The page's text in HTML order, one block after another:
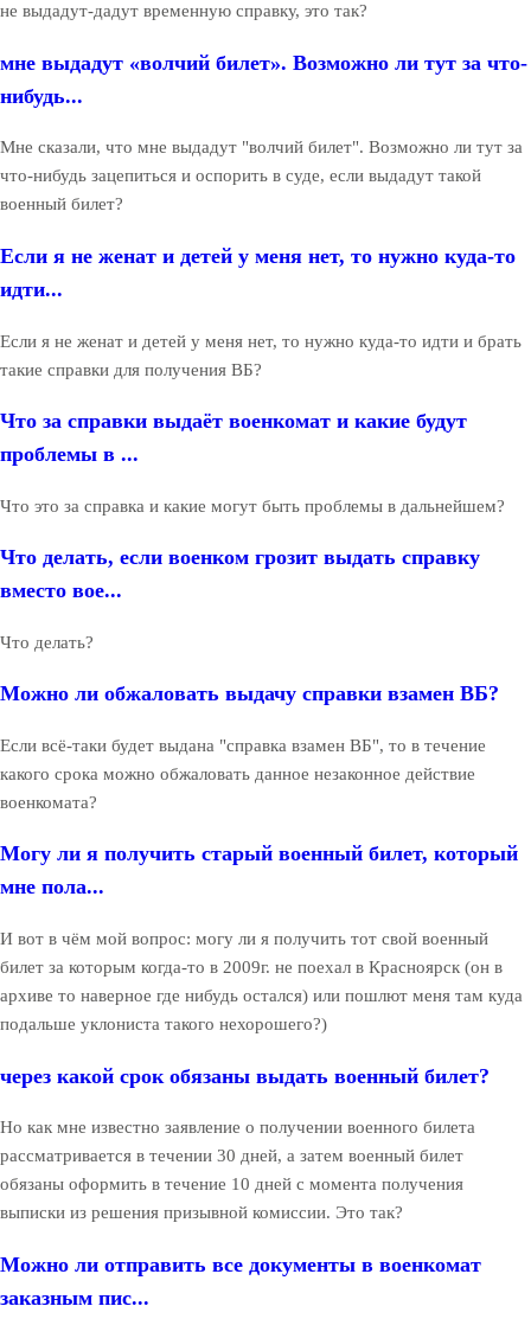
не выдадут-дадут временную справку, это так?
мне выдадут «волчий билет». Возможно ли тут за что-
нибудь...
Мне сказали, что мне выдадут "волчий билет". Возможно ли тут за
что-нибудь зацепиться и оспорить в суде, если выдадут такой
военный билет?
Если я не женат и детей у меня нет, то нужно куда-то
идти...
Если я не женат и детей у меня нет, то нужно куда-то идти и брать
такие справки для получения ВБ?
Что за справки выдаёт военкомат и какие будут
проблемы в ...
Что это за справка и какие могут быть проблемы в дальнейшем?
Что делать, если военком грозит выдать справку
вместо вое...
Что делать?
Можно ли обжаловать выдачу справки взамен ВБ?
Если всё-таки будет выдана "справка взамен ВБ", то в течение
какого срока можно обжаловать данное незаконное действие
военкомата?
Могу ли я получить старый военный билет, который
мне пола...
И вот в чём мой вопрос: могу ли я получить тот свой военный
билет за которым когда-то в 2009г. не поехал в Красноярск (он в
архиве то наверное где нибудь остался) или пошлют меня там куда
подальше уклониста такого нехорошего?)
через какой срок обязаны выдать военный билет?
Но как мне известно заявление о получении военного билета
рассматривается в течении 30 дней, а затем военный билет
обязаны оформить в течение 10 дней с момента получения
выписки из решения призывной комиссии. Это так?
Можно ли отправить все документы в военкомат
заказным пис...